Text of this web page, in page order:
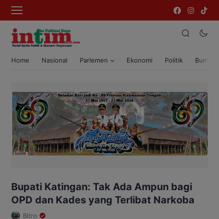
Home Nasional Parlemen Ekonomi Politik Bumi
Bupati Katingan: Tak Ada Ampun bagi
OPD dan Kades yang Terlibat Narkoba
Bitro